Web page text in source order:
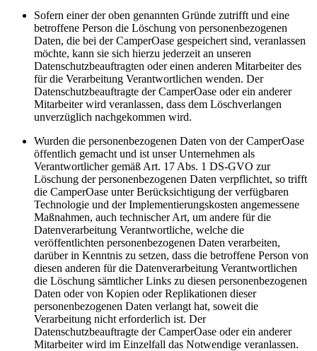
Sofern einer der oben genannten Gründe zutrifft und eine
betroffene Person die Löschung von personenbezogenen
Daten, die bei der CamperOase gespeichert sind, veranlassen
möchte, kann sie sich hierzu jederzeit an unseren
Datenschutzbeauftragten oder einen anderen Mitarbeiter des
für die Verarbeitung Verantwortlichen wenden. Der
Datenschutzbeauftragte der CamperOase oder ein anderer
Mitarbeiter wird veranlassen, dass dem Löschverlangen
unverzüglich nachgekommen wird.
Wurden die personenbezogenen Daten von der CamperOase
öffentlich gemacht und ist unser Unternehmen als
Verantwortlicher gemäß Art. 17 Abs. 1 DS-GVO zur
Löschung der personenbezogenen Daten verpflichtet, so trifft
die CamperOase unter Berücksichtigung der verfügbaren
Technologie und der Implementierungskosten angemessene
Maßnahmen, auch technischer Art, um andere für die
Datenverarbeitung Verantwortliche, welche die
veröffentlichten personenbezogenen Daten verarbeiten,
darüber in Kenntnis zu setzen, dass die betroffene Person von
diesen anderen für die Datenverarbeitung Verantwortlichen
die Löschung sämtlicher Links zu diesen personenbezogenen
Daten oder von Kopien oder Replikationen dieser
personenbezogenen Daten verlangt hat, soweit die
Verarbeitung nicht erforderlich ist. Der
Datenschutzbeauftragte der CamperOase oder ein anderer
Mitarbeiter wird im Einzelfall das Notwendige veranlassen.